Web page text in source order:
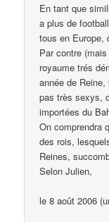
En tant que
a plus de
tous en Europe,
Par contre
royaume trés
année de
pas très sexys,
importées du
On comprendra
des rois,
Reines,
Selon Julien,
le 8 août 2006